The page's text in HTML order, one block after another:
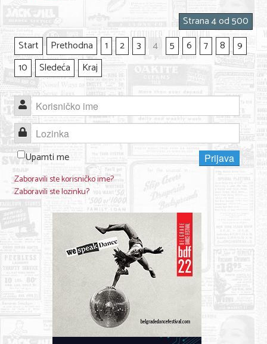
Strana 4 od 500
Start
Prethodna 1 2 3 4 5 6 7 8
9
10
Sledeća Kraj
Korisničko ime
Lozinka
Upamti me
Prijava
Zaboravili ste korisničko ime?
Zaboravili ste lozinku?